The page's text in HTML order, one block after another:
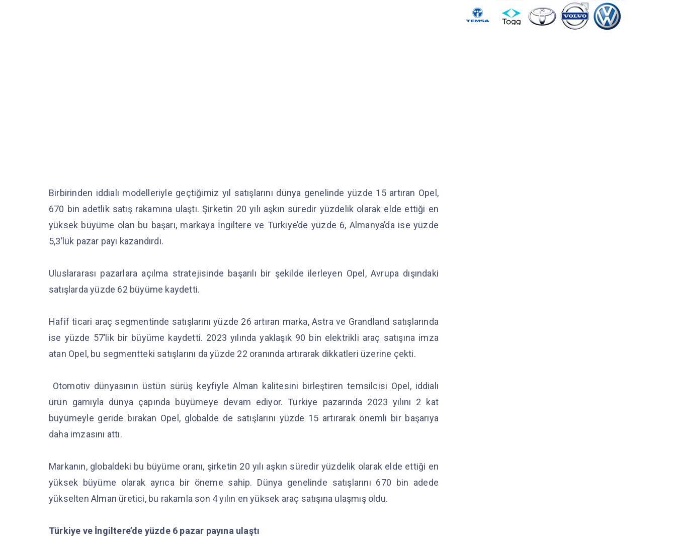
Birbirinden iddialı modelleriyle geçtiğimiz yıl satışlarını dünya genelinde yüzde 15 artıran Opel,
670 bin adetlik satış rakamına ulaştı. Şirketin 20 yılı aşkın süredir yüzdelik olarak elde ettiği en
yüksek büyüme olan bu başarı, markaya İngiltere ve Türkiye’de yüzde 6, Almanya’da ise yüzde
5,3’lük pazar payı kazandırdı.
Uluslararası pazarlara açılma stratejisinde başarılı bir şekilde ilerleyen Opel, Avrupa dışındaki
satışlarda yüzde 62 büyüme kaydetti.
Hafif ticari araç segmentinde satışlarını yüzde 26 artıran marka, Astra ve Grandland satışlarında
ise yüzde 57’lik bir büyüme kaydetti. 2023 yılında yaklaşık 90 bin elektrikli araç satışına imza
atan Opel, bu segmentteki satışlarını da yüzde 22 oranında artırarak dikkatleri üzerine çekti.
Otomotiv dünyasının üstün sürüş keyfiyle Alman kalitesini birleştiren temsilcisi Opel, iddialı
ürün gamıyla dünya çapında büyümeye devam ediyor. Türkiye pazarında 2023 yılını 2 kat
büyümeyle geride bırakan Opel, globalde de satışlarını yüzde 15 artırarak önemli bir başarıya
daha imzasını attı.
Markanın, globaldeki bu büyüme oranı, şirketin 20 yılı aşkın süredir yüzdelik olarak elde ettiği en
yüksek büyüme olarak ayrıca bir öneme sahip. Dünya genelinde satışlarını 670 bin adede
yükselten Alman üretici, bu rakamla son 4 yılın en yüksek araç satışına ulaşmış oldu.
Türkiye ve İngiltere’de yüzde 6 pazar payına ulaştı